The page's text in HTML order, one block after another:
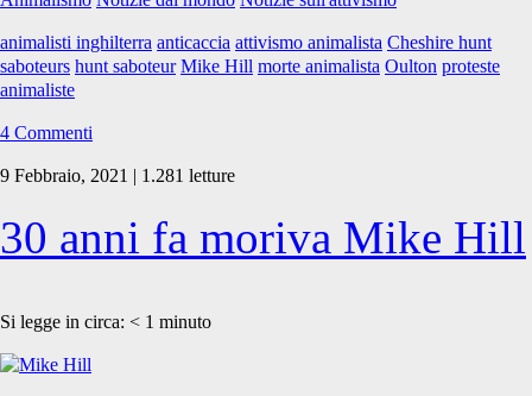
Mike
Hill
animalisti inghilterra anticaccia attivismo animalista Cheshire hunt
saboteurs hunt saboteur Mike Hill morte animalista Oulton proteste
animaliste
4 Commenti
9 Febbraio, 2021 | 1.281 letture
30 anni fa moriva Mike Hill
Si legge in circa: < 1 minuto